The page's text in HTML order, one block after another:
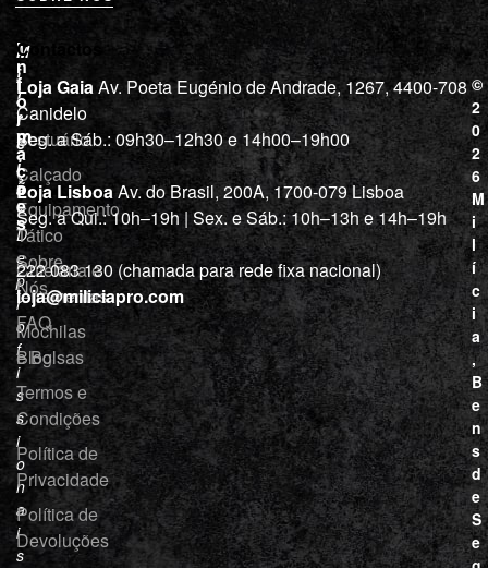
M
i
l
í
c
i
a
“
D
e
p
r
o
f
i
s
s
i
o
n
a
i
s
L
o
j
a
Vestuário
Calçado
Equipamento
Tático
Cutelaria e
ferramentas
Mochilas
e Bolsas
I
n
f
o
r
m
a
ç
õ
e
s
Sobre
Nós
FAQ
Blog
Termos e
Condições
Política de
Privacidade
Política de
Devoluções
Contactos
Loja GaiaAv. Poeta Eugénio de Andrade, 1267, 4400-708
Canidelo
Seg. a Sáb.: 09h30–12h30 e 14h00–19h00
Loja LisboaAv. do Brasil, 200A, 1700-079 Lisboa
Seg. a Qui.: 10h–19h | Sex. e Sáb.: 10h–13h e 14h–19h
222 083 130 (chamada para rede fixa nacional)
loja@miliciapro.com
©
2
0
2
6
M
i
l
í
c
i
a
,
B
e
n
s
d
e
S
e